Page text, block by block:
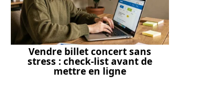
Vendre billet concert sans
stress : check-list avant de
mettre en ligne